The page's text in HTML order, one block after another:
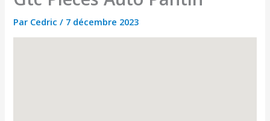
Par Cedric/ 7 décembre 2023